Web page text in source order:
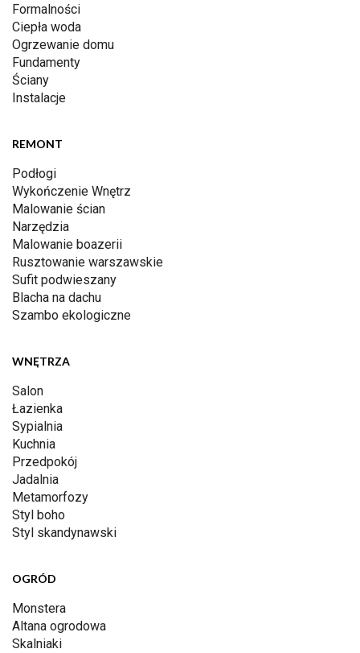
Formalności
Ciepła woda
Ogrzewanie domu
Fundamenty
Ściany
Instalacje
REMONT
Podłogi
Wykończenie Wnętrz
Malowanie ścian
Narzędzia
Malowanie boazerii
Rusztowanie warszawskie
Sufit podwieszany
Blacha na dachu
Szambo ekologiczne
WNĘTRZA
Salon
Łazienka
Sypialnia
Kuchnia
Przedpokój
Jadalnia
Metamorfozy
Styl boho
Styl skandynawski
OGRÓD
Monstera
Altana ogrodowa
Skalniaki